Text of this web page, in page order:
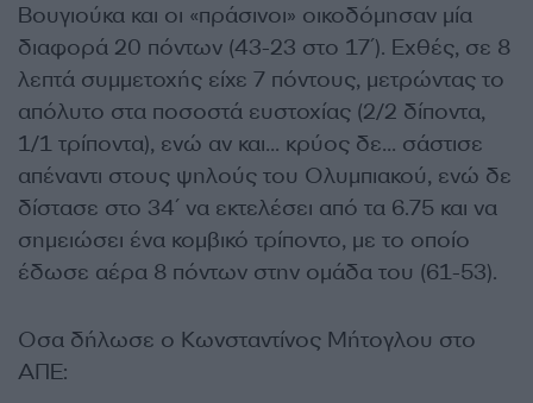
Βουγιούκα και οι «πράσινοι» οικοδόμησαν μία
διαφορά 20 πόντων (43-23 στο 17΄). Εχθές, σε 8
λεπτά συμμετοχής είχε 7 πόντους, μετρώντας το
απόλυτο στα ποσοστά ευστοχίας (2/2 δίποντα,
1/1 τρίποντα), ενώ αν και… κρύος δε… σάστισε
απέναντι στους ψηλούς του Ολυμπιακού, ενώ δε
δίστασε στο 34΄ να εκτελέσει από τα 6.75 και να
σημειώσει ένα κομβικό τρίποντο, με το οποίο
έδωσε αέρα 8 πόντων στην ομάδα του (61-53).
Οσα δήλωσε ο Κωνσταντίνος Μήτογλου στο
ΑΠΕ: